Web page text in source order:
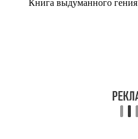
Книга выдуманного гения